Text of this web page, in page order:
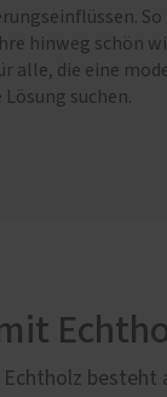
hinweg schön
alle, die eine
suchen.